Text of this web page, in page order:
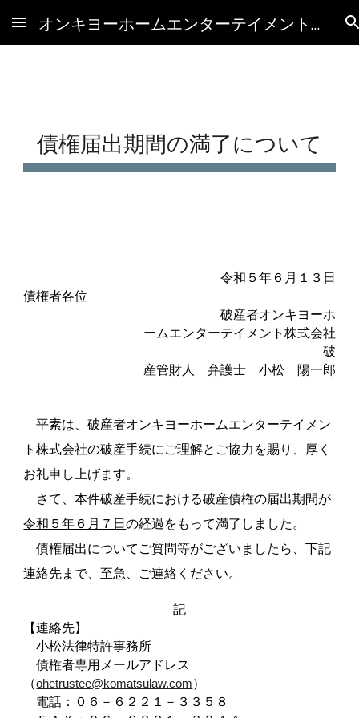
Skip to main content Skip to navigation
オンキヨーホームエンターテイメント(株)破産管財人HP
債権届出期間の満了について
令和５年６月１３日
債権者各位
破産者オンキヨーホ
ームエンターテイメント株式会社
破
産管財人 弁護士 小松 陽一郎
平素は、破産者オンキヨーホームエンターテイメン
ト株式会社の破産手続にご理解とご協力を賜り、厚く
お礼申し上げます。
さて、本件破産手続における破産債権の届出期間が
令和５年６月７日の経過をもって満了しました。
債権届出についてご質問等がございましたら、下記
連絡先まで、至急、ご連絡ください。
記
【連絡先】
小松法律特許事務所
債権者専用メールアドレス
（ohetrustee@komatsulaw.com）
電話：０６－６２２１－３３５８